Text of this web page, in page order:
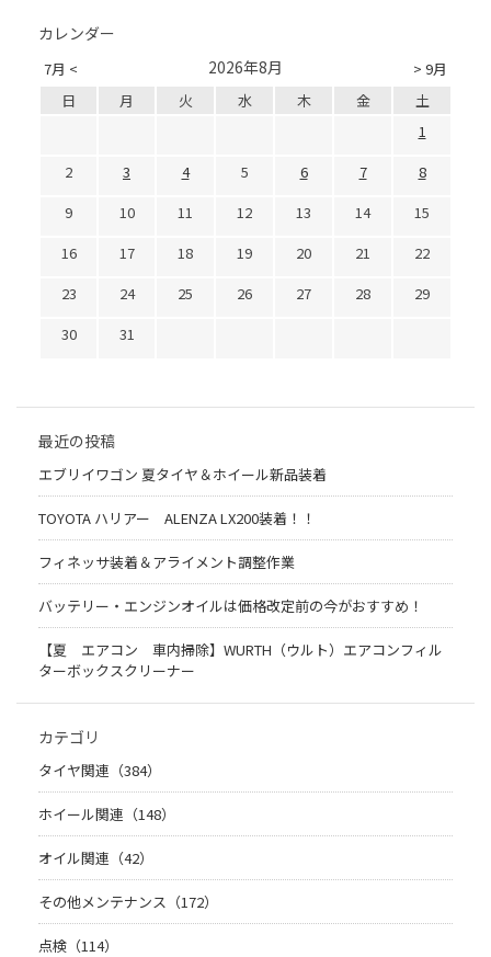
カレンダー
7月 < > 9月
2026年8月
日 月 火 水 木 金
土
1
2
3 4 5 6 7
8
9
10 11 12 13 14
15
16
17 18 19 20 21
22
23
24 25 26 27 28
29
30
31
最近の投稿
エブリイワゴン 夏タイヤ＆ホイール新品装着
TOYOTA ハリアー ALENZA LX200装着！！
フィネッサ装着＆アライメント調整作業
バッテリー・エンジンオイルは価格改定前の今がおすすめ！
【夏 エアコン 車内掃除】WURTH（ウルト）エアコンフィル
ターボックスクリーナー
カテゴリ
タイヤ関連（384）
ホイール関連（148）
オイル関連（42）
その他メンテナンス（172）
点検（114）